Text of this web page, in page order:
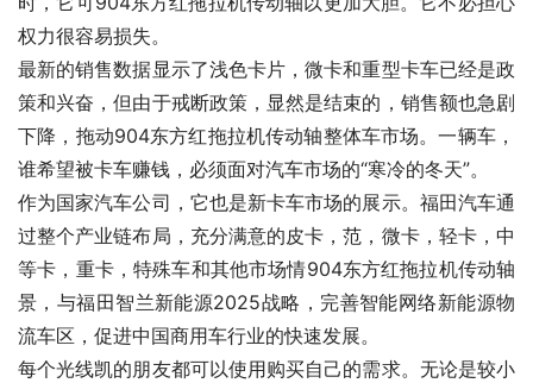
权力很容易损失。
最新的销售数据显示了浅色卡片，微卡和重型卡车已经是政
策和兴奋，但由于戒断政策，显然是结束的，销售额也急剧
下降，拖动904东方红拖拉机传动轴整体车市场。一辆车，
谁希望被卡车赚钱，必须面对汽车市场的“寒冷的冬天”。
作为国家汽车公司，它也是新卡车市场的展示。福田汽车通
过整个产业链布局，充分满意的皮卡，范，微卡，轻卡，中
等卡，重卡，特殊车和其他市场情904东方红拖拉机传动轴
景，与福田智兰新能源2025战略，完善智能网络新能源物
流车区，促进中国商用车行业的快速发展。
每个光线凯的朋友都可以使用购买自己的需求。无论是较小